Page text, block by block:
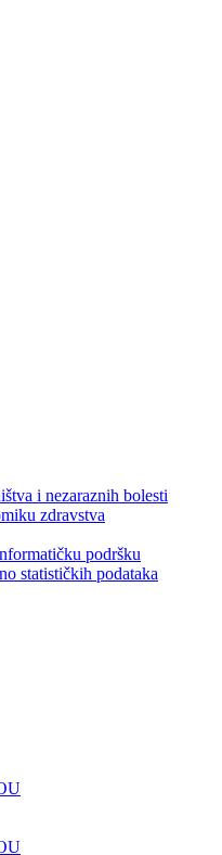
i nezaraznih bolesti
zdravstva
podršku
statističkih podataka